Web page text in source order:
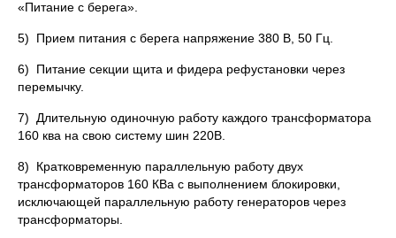
«Питание с берега».
5) Прием питания с берега напряжение 380 В, 50 Гц.
6) Питание секции щита и фидера рефустановки через
перемычку.
7) Длительную одиночную работу каждого трансформатора
160 ква на свою систему шин 220В.
8) Кратковременную параллельную работу двух
трансформаторов 160 КВа с выполнением блокировки,
исключающей параллельную работу генераторов через
трансформаторы.